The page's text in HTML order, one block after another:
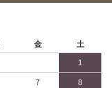
金 土
1
7 8